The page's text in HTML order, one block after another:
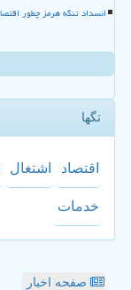
انسداد تنگه هرمز چطور
تگها
اقتصاد اشتغال
خدمات
صفحه اخبار